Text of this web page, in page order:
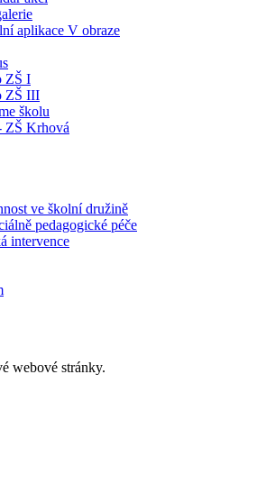
aplikace V obraze
ZŠ I
ZŠ III
školu
ZŠ Krhová
ve školní družině
pedagogické péče
intervence
webové stránky.